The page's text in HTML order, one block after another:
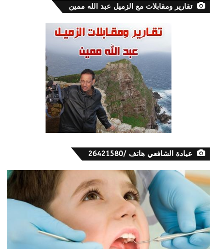
تقارير ومقابلات مع الزميل عبد الله ممين
عيادة الشافعي هاتف /26421580